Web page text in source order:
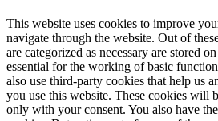
This website uses cookies to improve
navigate through the website. Out of
are categorized as necessary are stored
essential for the working of basic
also use third-party cookies that help us
you use this website. These cookies will
only with your consent. You also have